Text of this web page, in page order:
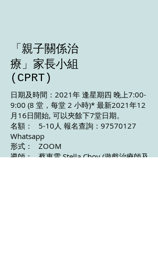
「親子關係治
療」家長小組
(CPRT)
日期及時間：2021年 逢星期四 晚上7:00-
9:00 (8 堂，每堂 2 小時)* 最新2021年12
月16日開始, 可以夾餘下7堂日期。
名額： 5-10人 報名查詢：97570127
Whatsapp
形式： ZOOM
​導師： 蔡惠雲 Stella Choy (遊戲治療師及